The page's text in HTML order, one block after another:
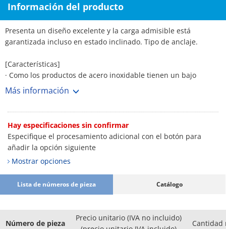
Información del producto
Presenta un diseño excelente y la carga admisible está
garantizada incluso en estado inclinado. Tipo de anclaje.
[Características]
· Como los productos de acero inoxidable tienen un bajo
contenido de sulfuros, son adecuados para aplicaciones en las
Más información
Hay especificaciones sin confirmar
Especifique el procesamiento adicional con el botón para
añadir la opción siguiente
Mostrar opciones
Lista de números de pieza Catálogo
Número de pieza
Precio unitario (IVA no incluido)
Cantidad